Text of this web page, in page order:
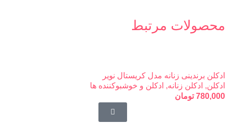
محصولات مرتبط
ادکلن برندینی زنانه مدل کریستال نویر
ادکلن, ادکلن زنانه, ادکلن و خوشبوکننده ها
780,000 تومان